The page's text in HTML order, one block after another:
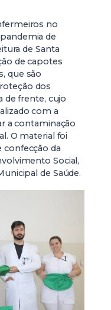
no
de
de Santa
de capotes
que são
dos
de frente, cujo
com a
a contaminação
O material foi
confecção da
Social,
de Saúde.